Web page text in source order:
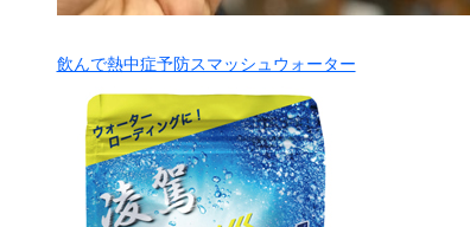
飲んで熱中症予防スマッシュウォーター